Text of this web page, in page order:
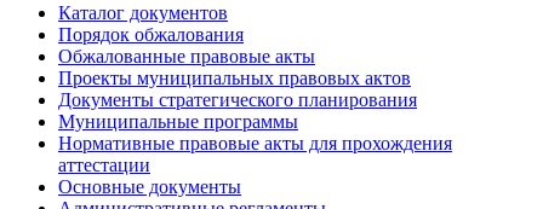
Каталог документов
Порядок обжалования
Обжалованные правовые акты
Проекты муниципальных правовых актов
Документы стратегического планирования
Муниципальные программы
Нормативные правовые акты для прохождения
аттестации
Основные документы